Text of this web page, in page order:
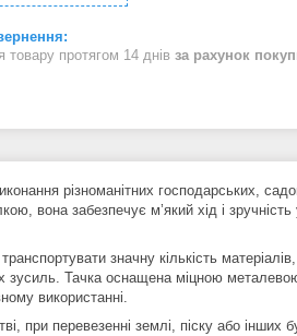
товару протягом 14 днів за рахунок
різноманітних господарських,
вона забезпечує м’який хід і зручність
значну кількість
Тачка оснащена міцною
використанні.
при перевезенні землі, піску або інших